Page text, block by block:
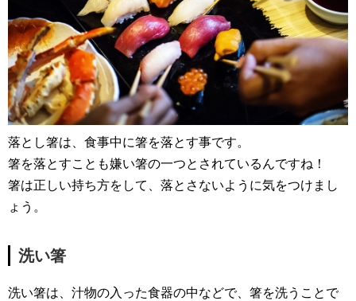
落とし箸は、食事中に箸を落とす事です。
箸を落とすことも嫌い箸の一つとされているんですね！
箸は正しい持ち方をして、落とさないように気をつけまし
ょう。
洗い箸
洗い箸は、汁物の入った食器の中などで、箸を洗うことで